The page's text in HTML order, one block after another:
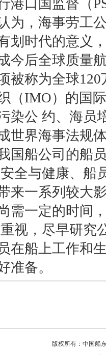
港口国监督（
为，海事劳工
划时代的意义
今后全球质量
被称为全球120
（IMO）的国
染公 约、海员
世界海事法规
国船公司的船
全与健康、船
来一系列较大
需一定的时间
视，尽早研究
在船上工作和
准备。
版权所有：中国船